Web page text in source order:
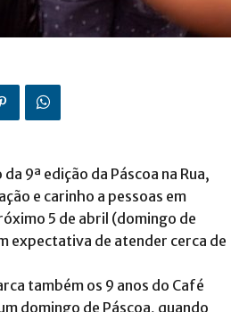
9ª edição da Páscoa na Rua,
e carinho a pessoas em
5 de abril (domingo de
expectativa de atender cerca de
também os 9 anos do Café
domingo de Páscoa, quando